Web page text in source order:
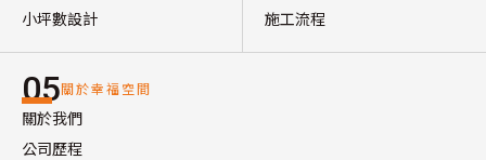
小坪數設計
施工流程
05關於幸福空間
關於我們
公司歷程